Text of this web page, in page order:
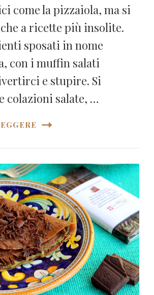
come la pizzaiola, ma si
a ricette più insolite.
sposati in nome
con i muffin salati
e stupire. Si
colazioni salate, …